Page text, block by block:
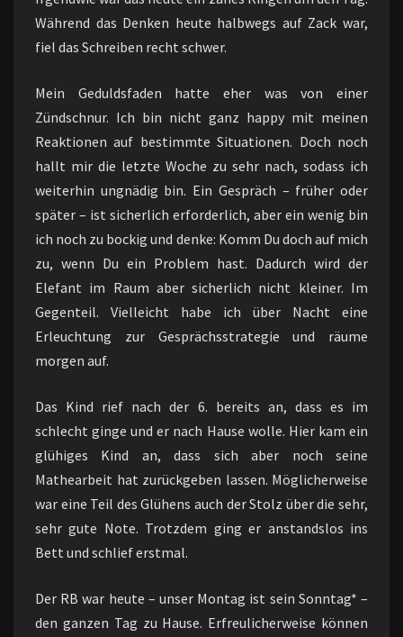
Während das Denken heute halbwegs auf Zack war,
fiel das Schreiben recht schwer.
Mein Geduldsfaden hatte eher was von einer
Zündschnur. Ich bin nicht ganz happy mit meinen
Reaktionen auf bestimmte Situationen. Doch noch
hallt mir die letzte Woche zu sehr nach, sodass ich
weiterhin ungnädig bin. Ein Gespräch – früher oder
später – ist sicherlich erforderlich, aber ein wenig bin
ich noch zu bockig und denke: Komm Du doch auf mich
zu, wenn Du ein Problem hast. Dadurch wird der
Elefant im Raum aber sicherlich nicht kleiner. Im
Gegenteil. Vielleicht habe ich über Nacht eine
Erleuchtung zur Gesprächsstrategie und räume
morgen auf.
Das Kind rief nach der 6. bereits an, dass es im
schlecht ginge und er nach Hause wolle. Hier kam ein
glühiges Kind an, dass sich aber noch seine
Mathearbeit hat zurückgeben lassen. Möglicherweise
war eine Teil des Glühens auch der Stolz über die sehr,
sehr gute Note. Trotzdem ging er anstandslos ins
Bett und schlief erstmal.
Der RB war heute – unser Montag ist sein Sonntag* –
den ganzen Tag zu Hause. Erfreulicherweise können